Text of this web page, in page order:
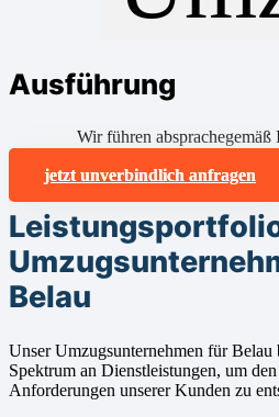
Ausführung
Wir führen
jetzt unverbindlich anfragen
Belau
Unser Umzugsunternehmen für Belau
Spektrum an Dienstleistungen, um
Anforderungen unserer Kunden zu